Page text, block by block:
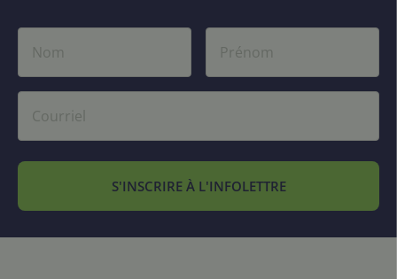
S'INSCRIRE À L'INFOLETTRE